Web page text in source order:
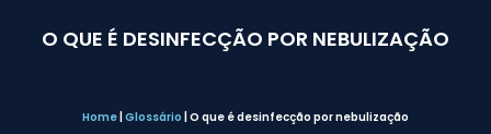
O QUE É DESINFECÇÃO POR NEBULIZAÇÃO
Home Glossário O que é desinfecção por nebulização